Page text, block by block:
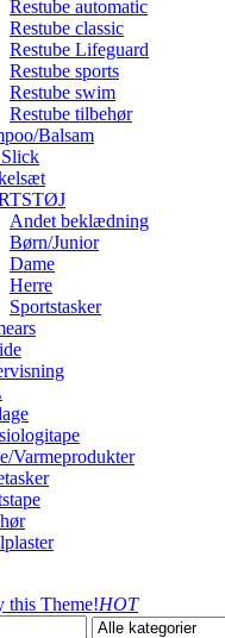
Restube automatic
Restube classic
Restube Lifeguard
Restube sports
Restube swim
Restube tilbehør
Balsam
Andet beklædning
Børn/Junior
Dame
Herre
Sportstasker
Varmeprodukter
this Theme!HOT